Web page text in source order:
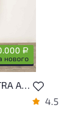
Р
нового
Кресло руководителя VITRA AG Lobby Chair ES104 Кожа Хром Германия
4.5